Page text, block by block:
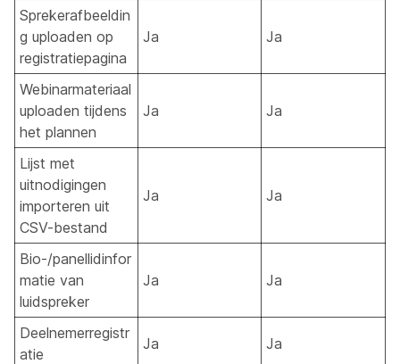
Sprekerafbeeldin
g uploaden op
registratiepagina
Ja Ja
Webinarmateriaal
uploaden tijdens
het plannen
Ja Ja
Lijst met
uitnodigingen
importeren uit
CSV-bestand
Ja Ja
Bio-/panellidinfor
matie van
luidspreker
Ja Ja
Deelnemerregistr
atie
Ja Ja